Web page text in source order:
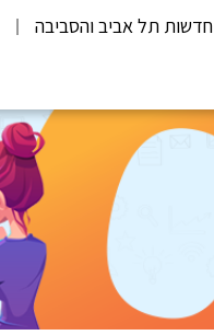
חדשות תל אביב והסביבה